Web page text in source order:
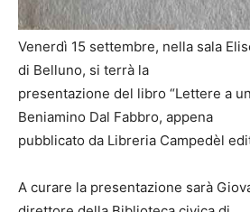
Venerdì 15 settembre, nella sala
di Belluno, si terrà la
presentazione del libro “Lettere a
Beniamino Dal Fabbro, appena
pubblicato da Libreria Campedèl
A curare la presentazione sarà